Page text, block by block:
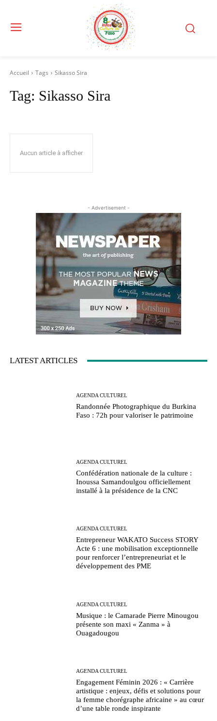
Accueil Tags Sikasso Sira
Tag: Sikasso Sira
Aucun article à afficher
- Advertisement -
LATEST ARTICLES
AGENDA CULTUREL
Randonnée Photographique du Burkina
Faso : 72h pour valoriser le patrimoine
AGENDA CULTUREL
Confédération nationale de la culture :
Inoussa Samandoulgou officiellement
installé à la présidence de la CNC
AGENDA CULTUREL
Entrepreneur WAKATO Success STORY
Acte 6 : une mobilisation exceptionnelle
pour renforcer l’entrepreneuriat et le
développement des PME
AGENDA CULTUREL
Musique : le Camarade Pierre Minougou
présente son maxi « Zanma » à
Ouagadougou
AGENDA CULTUREL
Engagement Féminin 2026 : « Carrière
artistique : enjeux, défis et solutions pour
la femme chorégraphe africaine » au cœur
d’une table ronde inspirante